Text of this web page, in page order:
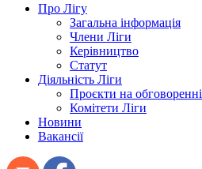
Про Лігу
Загальна інформація
Члени Ліги
Керівництво
Статут
Діяльність Ліги
Проєкти на обговоренні
Комітети Ліги
Новини
Вакансії